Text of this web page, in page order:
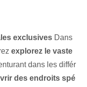
exclusives Dans
explorez le vaste
dans les différ
des endroits spé